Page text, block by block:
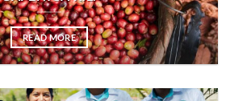
READ MORE